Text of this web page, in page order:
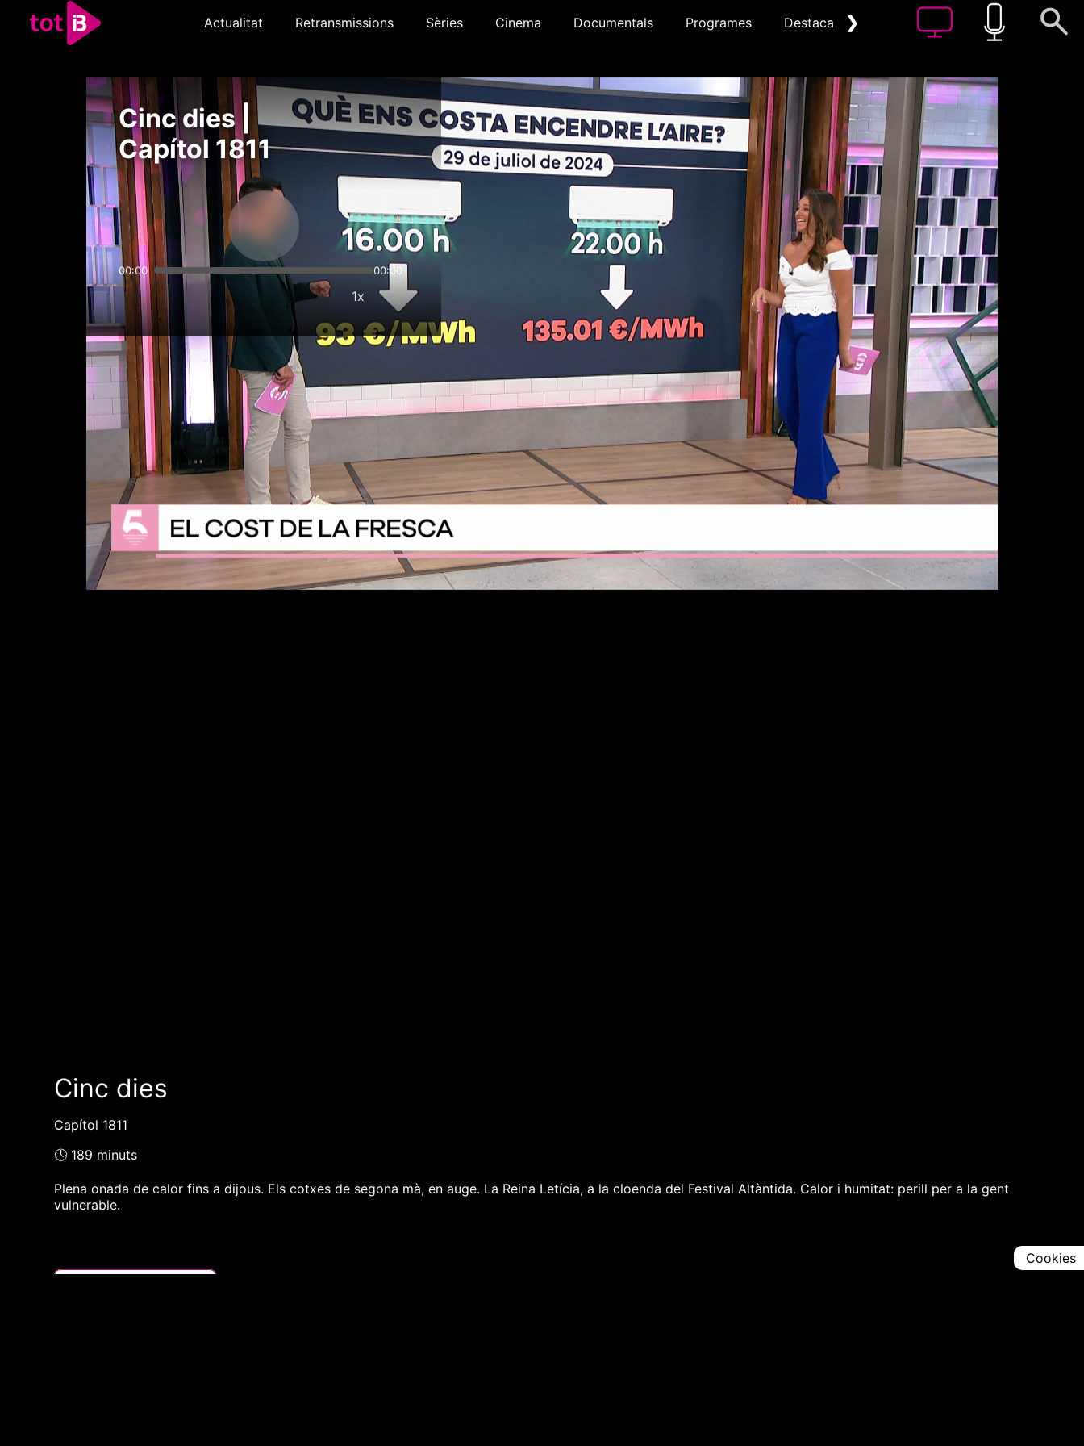
Actualitat Retransmissions Sèries Cinema Documentals Programes Destacat ❯
Cinc dies |
Capítol 1811
00:00 00:00
1x
Cinc dies
Capítol 1811
🕓 189 minuts
Plena onada de calor fins a dijous. Els cotxes de segona mà, en auge. La Reina Letícia, a la cloenda del Festival Altàntida. Calor i humitat: perill per a la gent
vulnerable.
Cookies